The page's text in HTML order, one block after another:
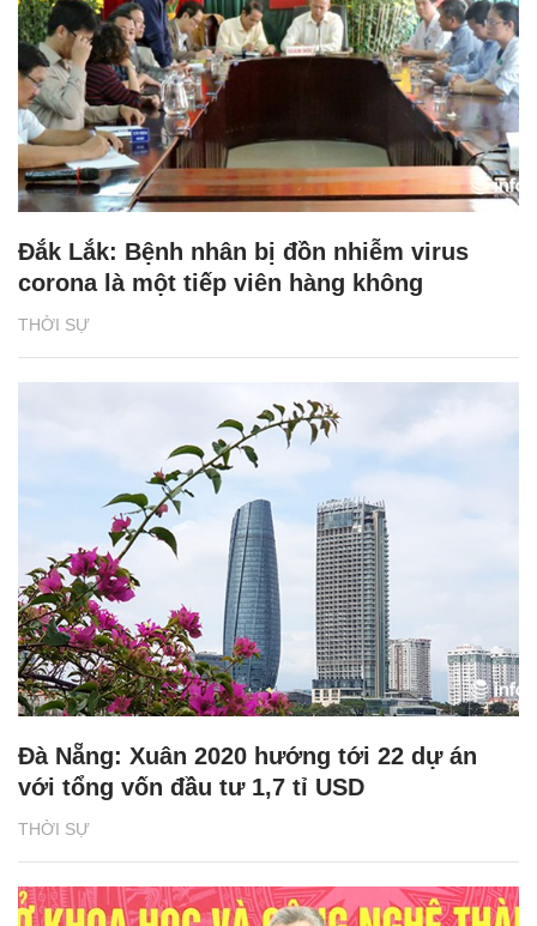
THỜI SỰ
Đắk Lắk: Bệnh nhân bị đồn nhiễm virus
corona là một tiếp viên hàng không
THỜI SỰ
Đà Nẵng: Xuân 2020 hướng tới 22 dự án
với tổng vốn đầu tư 1,7 tỉ USD